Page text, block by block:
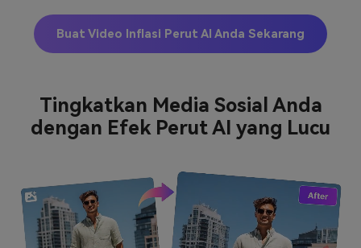
Buat Video Inflasi Perut AI Anda Sekarang
Tingkatkan Media Sosial Anda
dengan Efek Perut AI yang Lucu